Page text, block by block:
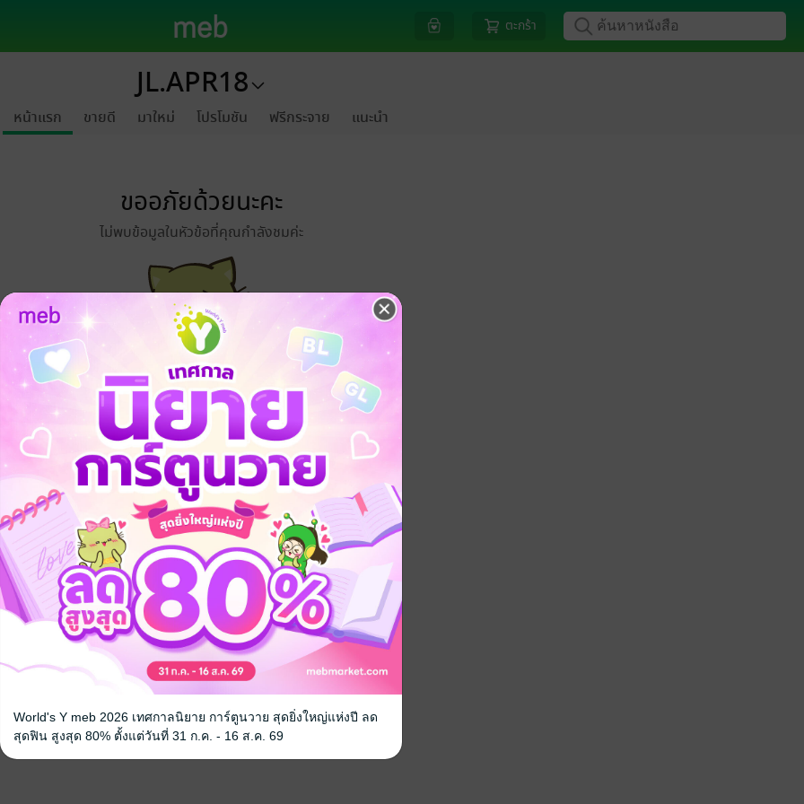
ตะกร้า
JL.APR18
หน้าแรก ขายดี มาใหม่ โปรโมชัน ฟรีกระจาย แนะนำ
ขออภัยด้วยนะคะ
ไม่พบข้อมูลในหัวข้อที่คุณกำลังชมค่ะ
World's Y meb 2026 เทศกาลนิยาย การ์ตูนวาย สุดยิ่งใหญ่แห่งปี ลด
สุดฟิน สูงสุด 80% ตั้งแต่วันที่ 31 ก.ค. - 16 ส.ค. 69